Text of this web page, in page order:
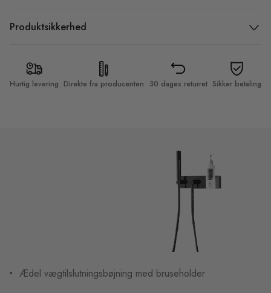
Produktsikkerhed
Hurtig levering Direkte fra producenten 30 dages returret Sikker betaling
Ædel vægtilslutningsbøjning med bruseholder